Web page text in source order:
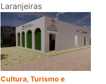
Laranjeiras
Cultura, Turismo e